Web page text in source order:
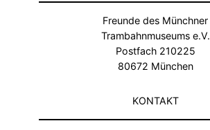
Freunde des Münchner
Trambahnmuseums e.V.
Postfach 210225
80672 München
KONTAKT